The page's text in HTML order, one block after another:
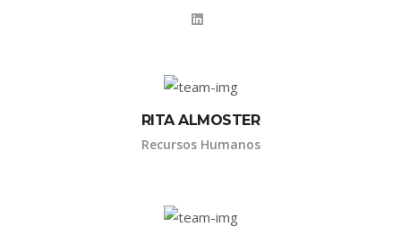
RITA ALMOSTER
Recursos Humanos